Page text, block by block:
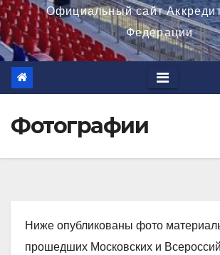
Официальный сайт
Федерации
Фотографии
Ниже опубликованы фото
прошедших Московских и